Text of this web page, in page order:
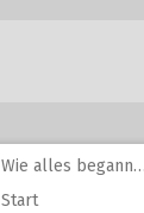
Wie alles begann…
Start